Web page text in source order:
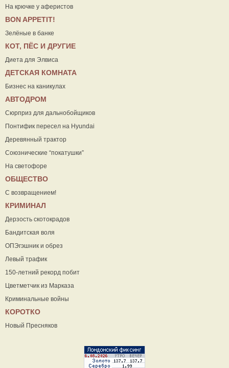
На крючке у аферистов
ВON APPETIT!
Зелёные в банке
КОТ, ПЁС И ДРУГИЕ
Диета для Элвиса
ДЕТСКАЯ КОМНАТА
Бизнес на каникулах
АВТОДРОМ
Сюрприз для дальнобойщиков
Понтифик пересел на Hyundai
Деревянный трактор
Союзнические “покатушки”
На светофоре
ОБЩЕСТВО
С возвращением!
КРИМИНАЛ
Дерзость скотокрадов
Бандитская воля
ОПЭгэшник и обрез
Левый трафик
150-летний рекорд побит
Цветметчик из Марказа
Криминальные войны
КОРОТКО
Новый Пресняков